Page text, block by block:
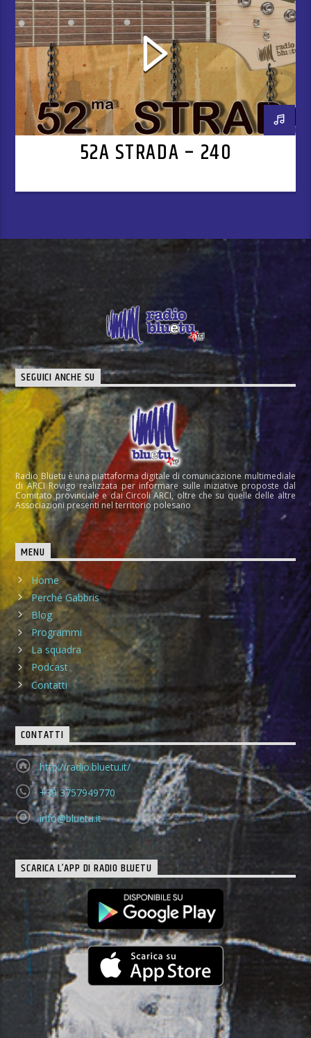
52A STRADA – 240
SEGUICI ANCHE SU
Radio Bluetu è una piattaforma digitale di comunicazione multimediale
di ARCI Rovigo realizzata per informare sulle iniziative proposte dal
Comitato provinciale e dai Circoli ARCI, oltre che su quelle delle altre
Associazioni presenti nel territorio polesano
MENU
Home
Perché Gabbris
Blog
Programmi
La squadra
Podcast
Contatti
CONTATTI
http://radio.bluetu.it/
+39 3757949770
info@bluetu.it
SCARICA L’APP DI RADIO BLUETU